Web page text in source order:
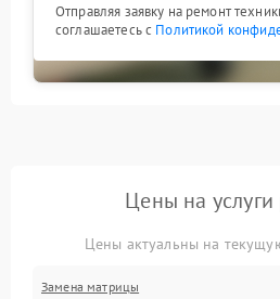
Отправляя заявку на ремонт
соглашаетесь с Политикой
Цены на
Цены актуальны на
Замена матрицы